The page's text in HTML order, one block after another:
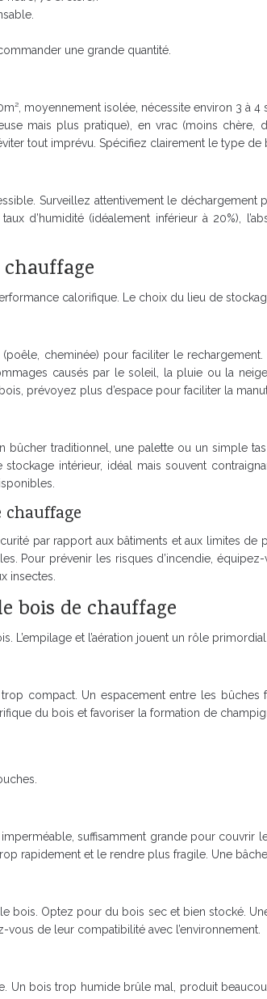
une grande quantité.
moyennement isolée, nécessite environ 3 à
mais plus pratique), en vrac (moins chère,
tout imprévu. Spécifiez clairement le type de
Surveillez attentivement le
d’humidité (idéalement inférieur à 20%),
calorifique. Le choix du lieu de
cheminée) pour faciliter le
causés par le soleil, la pluie ou la
prévoyez plus d’espace pour faciliter la
bûcher traditionnel, une palette ou un simple
intérieur, idéal mais souvent
par rapport aux bâtiments et aux limites
Pour prévenir les risques d’incendie, équipez-
insectes.
bois de chauffage
et l’aération jouent un rôle primordial.
compact. Un espacement entre les
du bois et favoriser la formation de
suffisamment grande pour
rapidement et le rendre plus fragile. Une
bois. Optez pour du bois sec et bien stocké.
vous de leur compatibilité avec l’environnement.
Un bois trop humide brûle mal, produit